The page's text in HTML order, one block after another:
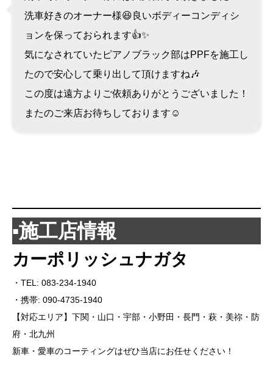
洗車好きのオーナー様😆良いボディーコンディシ
ョンを保っておられます👍✨
気になされていたピアノブラック部はPPFを施工し
たので安心して乗り出して頂けますね🎶
この度は遠方よりご依頼ありがとうございました！
またのご来店お待ちしております☺️
▪️施工店情報
カーポリッシュナガタ
・TEL: 083-234-1940
・携帯: 090-4735-1940
【対応エリア】下関・山口・宇部・小野田・長門・萩・美祢・防
府・北九州
新車・愛車のコーティングはぜひ当店にお任せください！